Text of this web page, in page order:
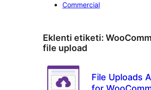
Commercial
Eklenti etiketi:
file upload
File Uploads